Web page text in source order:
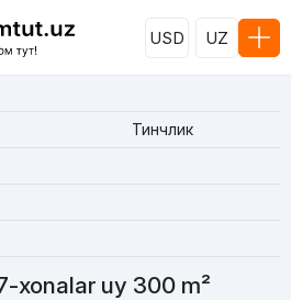
USD UZ
Тинчлик
xonalar uy 300 m²